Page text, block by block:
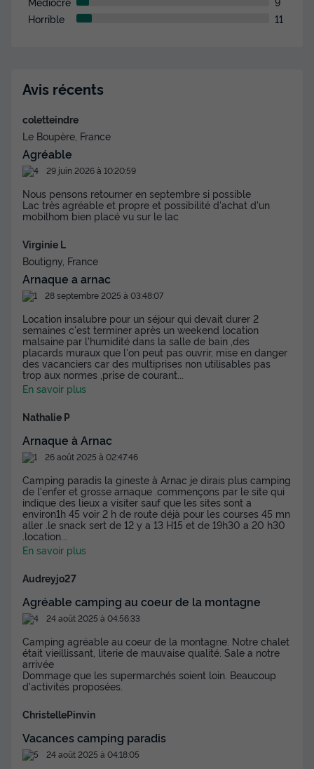
MOBILHOME 4 personnes - Cottage
Premium vue lac
Annulation gratuite
Surface
28m²
Adultes
4
Chambres
2
Salle de bain
1
Barbecue
Cafetière
du12/09/2026au19/09/2026
Meilleur prix pour 7 nuits
Modifier les dates
Voir les disponibilités
MOBILHOME 4 personnes - Cottage Vue
Lac
Surface
25m²
Adultes
4
Chambres
2
Salle de bain
1
Terrasse couverte Accès wifi
Animaux autorisés *
MOBILHOME 4 personnes - Cottage Vue Lac
Horrible
11
Avis récents
coletteindre
Le Boupère, France
Agréable
29 juin 2026 à 10:20:59
Nous pensons retourner en septembre si possible
Lac très agréable et propre et possibilité d'achat d'un
mobilhom bien placé vu sur le lac
Virginie L
Boutigny, France
Arnaque a arnac
28 septembre 2025 à 03:48:07
Location insalubre pour un séjour qui devait durer 2
semaines c'est terminer après un weekend location
malsaine par l'humidité dans la salle de bain ,des
placards muraux que l'on peut pas ouvrir, mise en danger
des vacanciers car des multiprises non utilisables pas
trop aux normes ,prise de courant
En savoir plus
Nathalie P
Arnaque à Arnac
26 août 2025 à 02:47:46
Camping paradis la gineste à Arnac je dirais plus camping
de l'enfer et grosse arnaque .commençons par le site qui
indique des lieux a visiter sauf que les sites sont a
environ1h 45 voir 2 h de route déjà pour les courses 45 mn
aller .le snack sert de 12 y a 13 H15 et de 19h30 a 20 h30
.location
En savoir plus
Audreyjo27
Agréable camping au coeur de la montagne
24 août 2025 à 04:56:33
Camping agréable au coeur de la montagne. Notre chalet
était vieillissant, literie de mauvaise qualité. Sale a notre
arrivée
Dommage que les supermarchés soient loin. Beaucoup
d'activités proposées.
ChristellePinvin
Vacances camping paradis
24 août 2025 à 04:18:05